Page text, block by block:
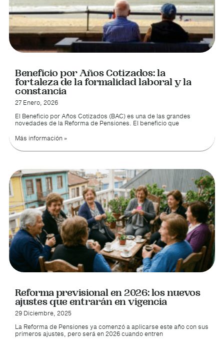
Beneficio por Años Cotizados: la
fortaleza de la formalidad laboral y la
constancia
27 Enero, 2026
El Beneficio por Años Cotizados (BAC) es una de las grandes
novedades de la Reforma de Pensiones. El beneficio que
Más información »
Reforma previsional en 2026: los nuevos
ajustes que entrarán en vigencia
29 Diciembre, 2025
La Reforma de Pensiones ya comenzó a aplicarse este año con sus
primeros ajustes, pero será en 2026 cuando entren